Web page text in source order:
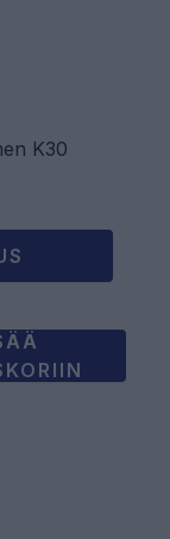
K30